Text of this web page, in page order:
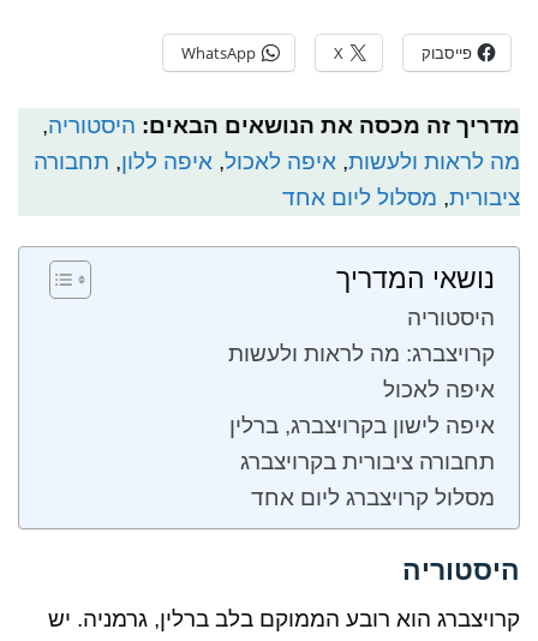
פייסבוק X
WhatsApp
מדריך זה מכסה את הנושאים הבאים: היסטוריה,
מה לראות ולעשות, איפה לאכול, איפה ללון, תחבורה
ציבורית, מסלול ליום אחד
נושאי המדריך
היסטוריה
קרויצברג: מה לראות ולעשות
איפה לאכול
איפה לישון בקרויצברג, ברלין
תחבורה ציבורית בקרויצברג
מסלול קרויצברג ליום אחד
היסטוריה
קרויצברג הוא רובע הממוקם בלב ברלין, גרמניה. יש